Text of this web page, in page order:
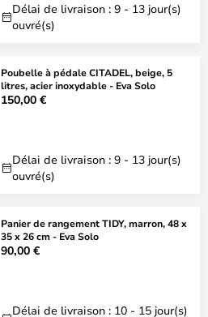
Délai de livraison : 9 - 13 jour(s)
ouvré(s)
Poubelle à pédale CITADEL, beige, 5
litres, acier inoxydable - Eva Solo
150,00 €
Délai de livraison : 9 - 13 jour(s)
ouvré(s)
Panier de rangement TIDY, marron, 48 x
35 x 26 cm - Eva Solo
90,00 €
Délai de livraison : 10 - 15 jour(s)